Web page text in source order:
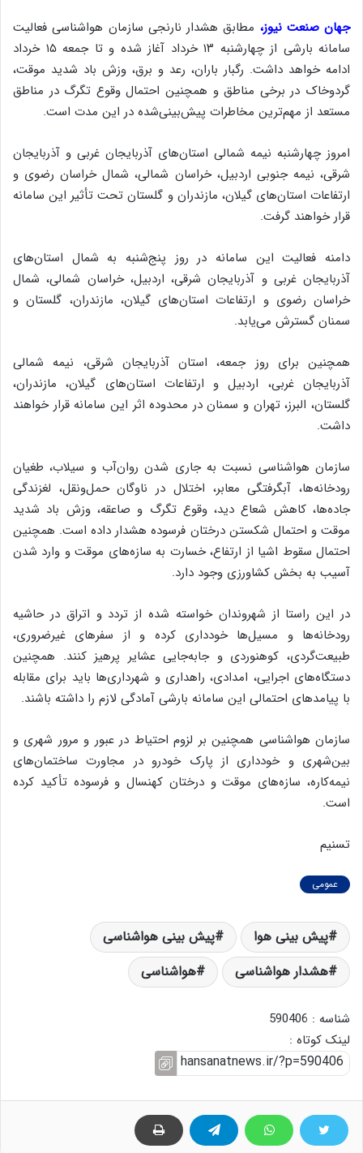
جهان صنعت نیوز، مطابق هشدار نارنجی سازمان هواشناسی فعالیت
سامانه بارشی از چهارشنبه ۱۳ خرداد آغاز شده و تا جمعه ۱۵ خرداد
ادامه خواهد داشت. رگبار باران، رعد و برق، وزش باد شدید موقت،
گردوخاک در برخی مناطق و همچنین احتمال وقوع تگرگ در مناطق
مستعد از مهم‌ترین مخاطرات پیش‌بینی‌شده در این مدت است.
امروز چهارشنبه نیمه شمالی استان‌های آذربایجان غربی و آذربایجان
شرقی، نیمه جنوبی اردبیل، خراسان شمالی، شمال خراسان رضوی و
ارتفاعات استان‌های گیلان، مازندران و گلستان تحت تأثیر این سامانه
قرار خواهند گرفت.
دامنه فعالیت این سامانه در روز پنج‌شنبه به شمال استان‌های
آذربایجان غربی و آذربایجان شرقی، اردبیل، خراسان شمالی، شمال
خراسان رضوی و ارتفاعات استان‌های گیلان، مازندران، گلستان و
سمنان گسترش می‌یابد.
همچنین برای روز جمعه، استان آذربایجان شرقی، نیمه شمالی
آذربایجان غربی، اردبیل و ارتفاعات استان‌های گیلان، مازندران،
گلستان، البرز، تهران و سمنان در محدوده اثر این سامانه قرار خواهند
داشت.
سازمان هواشناسی نسبت به جاری شدن روان‌آب و سیلاب، طغیان
رودخانه‌ها، آبگرفتگی معابر، اختلال در ناوگان حمل‌ونقل، لغزندگی
جاده‌ها، کاهش شعاع دید، وقوع تگرگ و صاعقه، وزش باد شدید
موقت و احتمال شکستن درختان فرسوده هشدار داده است. همچنین
احتمال سقوط اشیا از ارتفاع، خسارت به سازه‌های موقت و وارد شدن
آسیب به بخش کشاورزی وجود دارد.
در این راستا از شهروندان خواسته شده از تردد و اتراق در حاشیه
رودخانه‌ها و مسیل‌ها خودداری کرده و از سفرهای غیرضروری،
طبیعت‌گردی، کوهنوردی و جابه‌جایی عشایر پرهیز کنند. همچنین
دستگاه‌های اجرایی، امدادی، راهداری و شهرداری‌ها باید برای مقابله
با پیامدهای احتمالی این سامانه بارشی آمادگی لازم را داشته باشند.
سازمان هواشناسی همچنین بر لزوم احتیاط در عبور و مرور شهری و
بین‌شهری و خودداری از پارک خودرو در مجاورت ساختمان‌های
نیمه‌کاره، سازه‌های موقت و درختان کهنسال و فرسوده تأکید کرده
است.
تسنیم
عمومی
پیش بینی هوا
پیش بینی هواشناسی
هشدار هواشناسی
هواشناسی
شناسه : 590406
لینک کوتاه :